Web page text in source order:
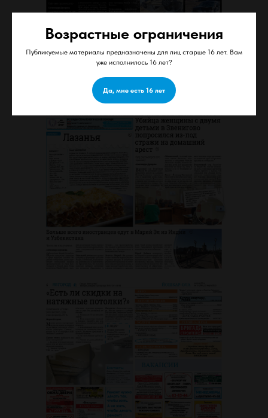
Возрастные ограничения
Публикуемые материалы предназначены для лиц старше 16 лет. Вам
уже исполнилось 16 лет?
Да, мне есть 16 лет